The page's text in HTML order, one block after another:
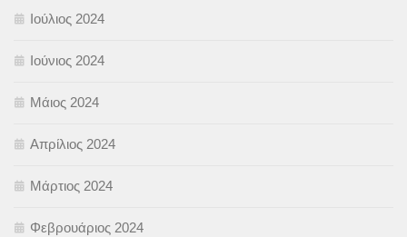
Ιούλιος 2024
Ιούνιος 2024
Μάιος 2024
Απρίλιος 2024
Μάρτιος 2024
Φεβρουάριος 2024